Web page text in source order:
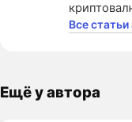
Все статьи
Ещё у автора